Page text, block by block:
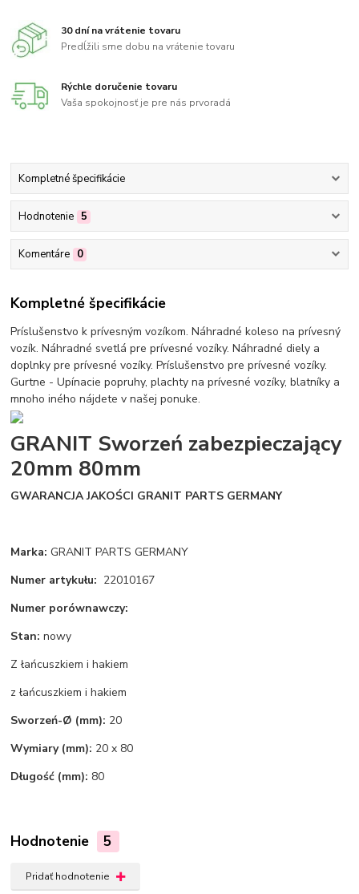
30 dní na vrátenie tovaru
Predĺžili sme dobu na vrátenie tovaru
Rýchle doručenie tovaru
Vaša spokojnosť je pre nás prvoradá
Kompletné špecifikácie
Hodnotenie 5
Komentáre 0
Kompletné špecifikácie
Príslušenstvo k prívesným vozíkom. Náhradné koleso na prívesný
vozík. Náhradné svetlá pre prívesné vozíky. Náhradné diely a
doplnky pre prívesné vozíky. Príslušenstvo pre prívesné vozíky.
Gurtne - Upínacie popruhy, plachty na prívesné vozíky, blatníky a
mnoho iného nájdete v našej ponuke.
GRANIT Sworzeń zabezpieczający
20mm 80mm
GWARANCJA JAKOŚCI GRANIT PARTS GERMANY
Marka: GRANIT PARTS GERMANY
Numer artykułu: 22010167
Numer porównawczy:
Stan: nowy
Z łańcuszkiem i hakiem
z łańcuszkiem i hakiem
Sworzeń-Ø (mm): 20
Wymiary (mm): 20 x 80
Długość (mm): 80
Hodnotenie 5
Pridať hodnotenie